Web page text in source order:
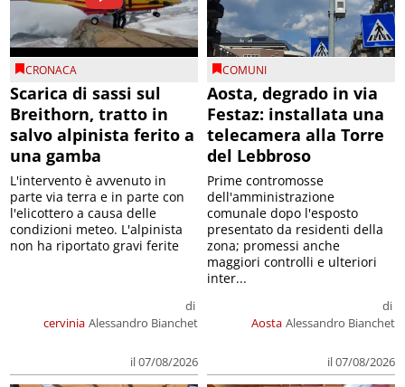
CRONACA
Scarica di sassi sul
Breithorn, tratto in
salvo alpinista ferito a
una gamba
cervinia
di
Alessandro Bianchet
il 07/08/2026
L'intervento è avvenuto in
parte via terra e in parte con
l'elicottero a causa delle
condizioni meteo. L'alpinista
non ha riportato gravi ferite
COMUNI
Aosta, degrado in via
Festaz: installata una
telecamera alla Torre
del Lebbroso
Aosta
di
Alessandro Bianchet
il 07/08/2026
Prime contromosse
dell'amministrazione
comunale dopo l'esposto
presentato da residenti della
zona; promessi anche
maggiori controlli e ulteriori
inter...